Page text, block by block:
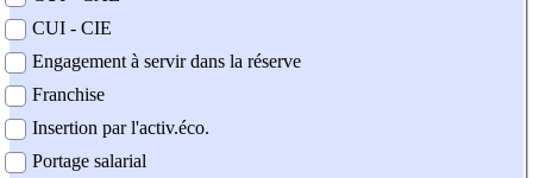
CUI - CIE
Engagement à servir dans la réserve
Franchise
Insertion par l'activ.éco.
Portage salarial